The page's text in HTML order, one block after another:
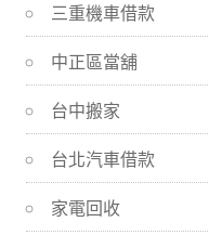
三重機車借款
中正區當舖
台中搬家
台北汽車借款
家電回收